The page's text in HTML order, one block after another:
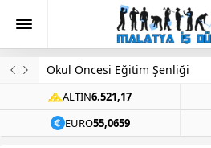
Okul Öncesi Eğitim Şenliği
ALTIN6.521,17
EURO55,0659